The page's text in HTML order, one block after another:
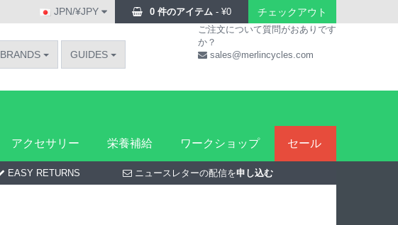
0 件のアイテム - ¥0 チェックアウト
JPN/¥JPY
BRANDS GUIDES
ご注文について質問がおありです
か？
sales@merlincycles.com
アクセサリー 栄養補給 ワークショップ セール
EASY RETURNS ニュースレターの配信を申し込む